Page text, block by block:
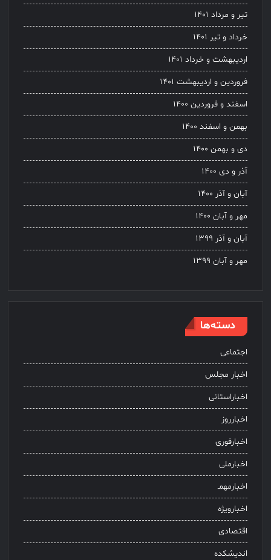
تیر و مرداد ۱۴۰۱
خرداد و تیر ۱۴۰۱
اردیبهشت و خرداد ۱۴۰۱
فروردین و اردیبهشت ۱۴۰۱
اسفند و فروردین ۱۴۰۰
بهمن و اسفند ۱۴۰۰
دی و بهمن ۱۴۰۰
آذر و دی ۱۴۰۰
آبان و آذر ۱۴۰۰
مهر و آبان ۱۴۰۰
آبان و آذر ۱۳۹۹
مهر و آبان ۱۳۹۹
دسته‌ها
اجتماعی
اخبار مجلس
اخباراستانی
اخبارروز
اخبارفوری
اخبارملی
اخبارمهمـ
اخبارویژه
اقتصادی
اندیشکده